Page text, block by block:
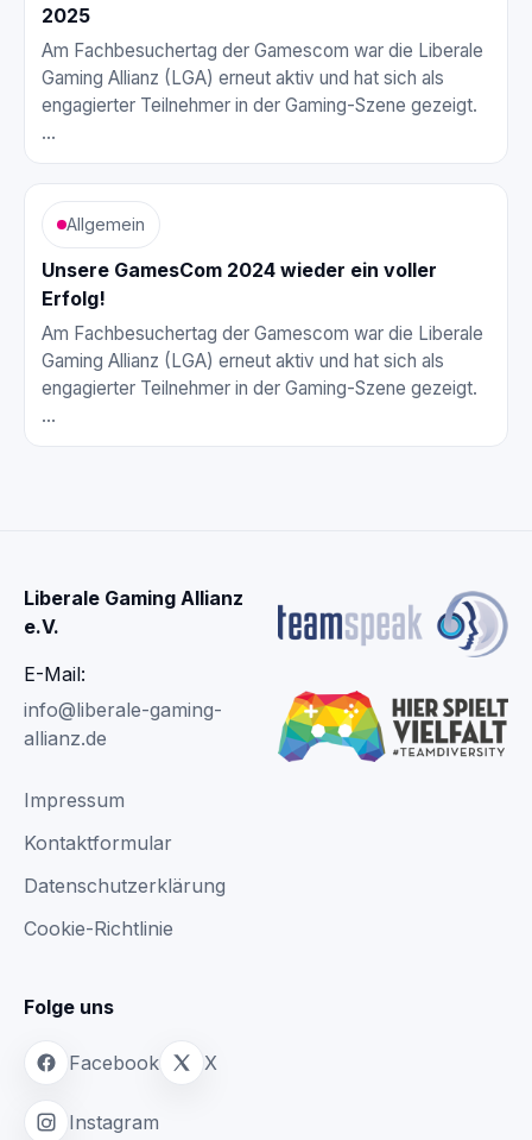
2025
Am Fachbesuchertag der Gamescom war die Liberale
Gaming Allianz (LGA) erneut aktiv und hat sich als
engagierter Teilnehmer in der Gaming-Szene gezeigt.
…
Allgemein
Unsere GamesCom 2024 wieder ein voller
Erfolg!
Am Fachbesuchertag der Gamescom war die Liberale
Gaming Allianz (LGA) erneut aktiv und hat sich als
engagierter Teilnehmer in der Gaming-Szene gezeigt.
…
Liberale Gaming Allianz
e.V.
E-Mail:
info@liberale-gaming-
allianz.de
Impressum
Kontaktformular
Datenschutzerklärung
Cookie-Richtlinie
Folge uns
Facebook X
Instagram